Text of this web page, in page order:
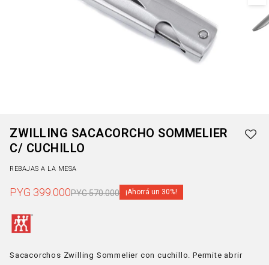
ZWILLING SACACORCHO SOMMELIER
C/ CUCHILLO
REBAJAS A LA MESA
PYG 399.000PYG570.000 30
Sacacorchos Zwilling Sommelier con cuchillo. Permite abrir